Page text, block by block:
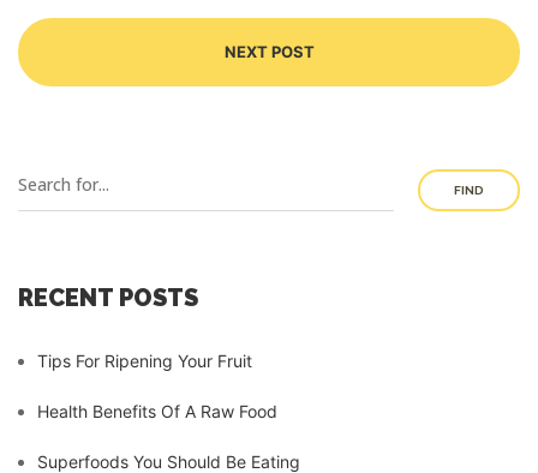
NEXT POST
FIND
RECENT POSTS
Tips For Ripening Your Fruit
Health Benefits Of A Raw Food
Superfoods You Should Be Eating